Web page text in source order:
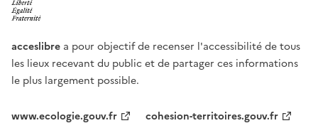
acceslibre a pour objectif de recenser l'accessibilité de tous
les lieux recevant du public et de partager ces informations
le plus largement possible.
www.ecologie.gouv.fr
cohesion-territoires.gouv.fr